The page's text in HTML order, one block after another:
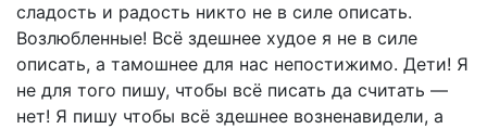
сладость и радость никто не в силе описать.
Возлюбленные! Всё здешнее худое я не в силе
описать, а тамошнее для нас непостижимо. Дети! Я
не для того пишу, чтобы всё писать да считать —
нет! Я пишу чтобы всё здешнее возненавидели, а